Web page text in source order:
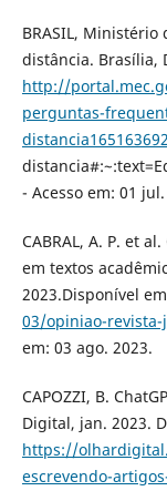
BRASIL, Ministério
distância. Brasília,
http://
perguntas-
- Acesso em: 01
CABRAL, A. P. et
em textos
2023.Disponível
03/opiniao-
em: 03 ago. 2023.
CAPOZZI, B.
Digital, jan. 2023.
https://
escrevendo-